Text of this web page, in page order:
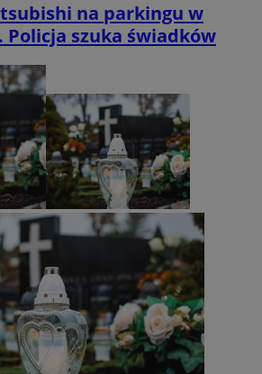
na parkingu w
Policja szuka świadków